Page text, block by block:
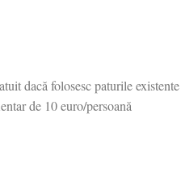
dacă folosesc paturile
de 10 euro/persoană